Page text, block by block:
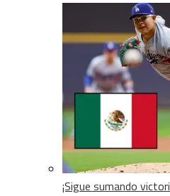
¡Sigue sumando